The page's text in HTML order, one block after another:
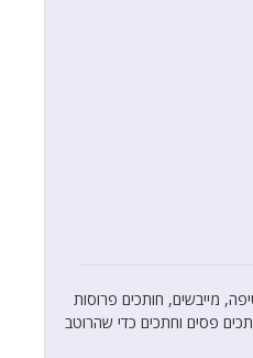
מייבשים, חותכים פרוסות
פסים וחתכים כדי שהרוטב